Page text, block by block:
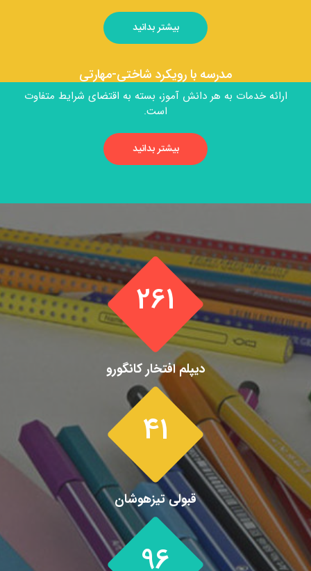
بیشتر بدانید
مدرسه با رویکرد شاختی-مهارتی
ارائه خدمات به هر دانش آموز، بسته به اقتضای شرایط متفاوت
است.
بیشتر بدانید
261
دیپلم افتخار کانگورو
41
قبولی تیزهوشان
96